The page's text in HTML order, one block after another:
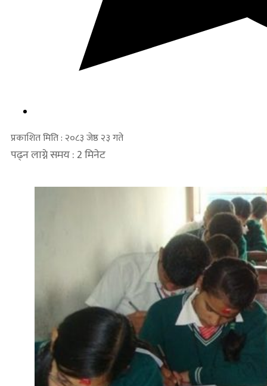
प्रकाशित मिति : २०८३ जेष्ठ २३ गते
पढ्न लाग्ने समय : 2 मिनेट